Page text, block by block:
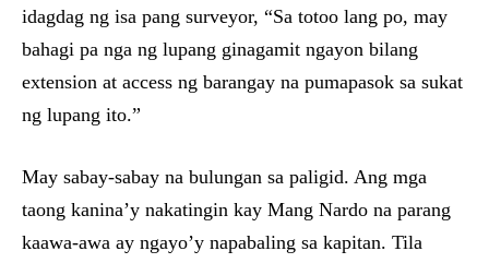
idagdag ng isa pang surveyor, “Sa totoo lang po, may
bahagi pa nga ng lupang ginagamit ngayon bilang
extension at access ng barangay na pumapasok sa sukat
ng lupang ito.”
May sabay-sabay na bulungan sa paligid. Ang mga
taong kanina’y nakatingin kay Mang Nardo na parang
kaawa-awa ay ngayo’y napabaling sa kapitan. Tila